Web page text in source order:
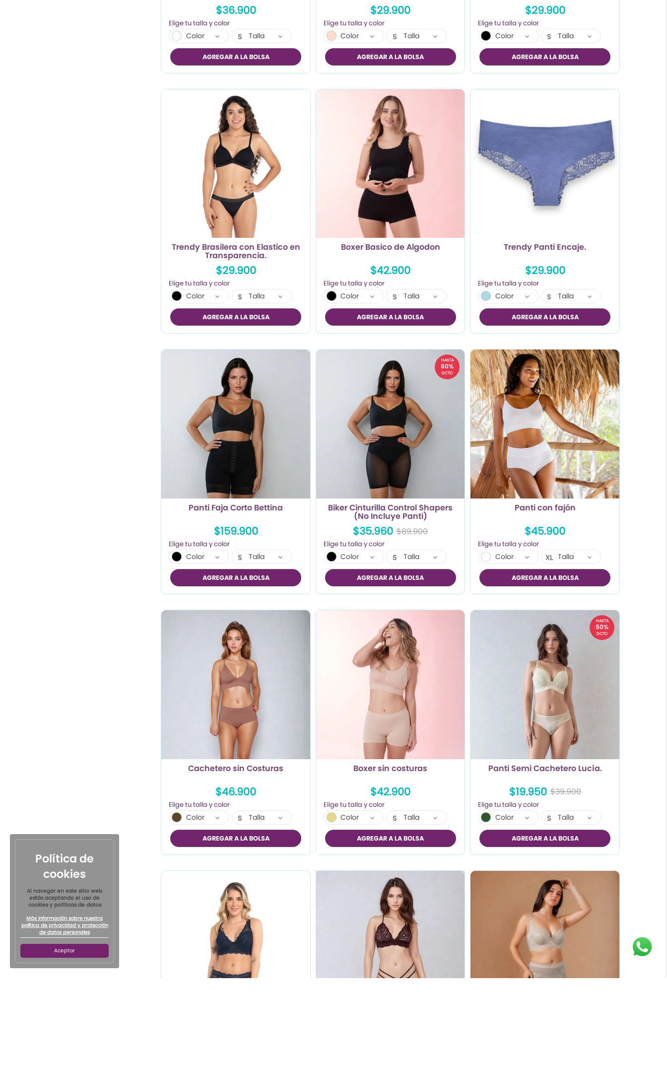
$36.900
Color
S
M
L
XL
Talla
AGREGAR A LA BOLSA
$29.900
Color
S
M
L
Talla
AGREGAR A LA BOLSA
$29.900
Color
S
M
L
Talla
AGREGAR A LA BOLSA
Trendy Brasilera con Elastico en
Transparencia.
$29.900
Color
S
M
L
Talla
AGREGAR A LA BOLSA
Boxer Basico de Algodon
$42.900
Color
S
M
L
XL
Talla
AGREGAR A LA BOLSA
Trendy Panti Encaje.
$29.900
Color
S
M
L
Talla
AGREGAR A LA BOLSA
Panti Faja Corto Bettina
$159.900
Color
S
M
L
XL
Talla
AGREGAR A LA BOLSA
HASTA
60%
DCTO
Biker Cinturilla Control Shapers
(No Incluye Panti)
$35.960 $89.900
Color S Talla
AGREGAR A LA BOLSA
Panti con fajón
$45.900
Color XL Talla
AGREGAR A LA BOLSA
Cachetero sin Costuras
$46.900
Color
S
M
Talla
AGREGAR A LA BOLSA
Boxer sin costuras
$42.900
Color
S
M
L
XL
Talla
AGREGAR A LA BOLSA
HASTA
50%
DCTO
Panti Semi Cachetero Lucía.
$19.950 $39.900
Color
S
M
L
Talla
AGREGAR A LA BOLSA
Política de
cookies
Al navegar en este sitio web
estás aceptando el uso de
cookies y políticas de datos
Más información sobre nuestra
política de privacidad y protección
de datos personales
Aceptar